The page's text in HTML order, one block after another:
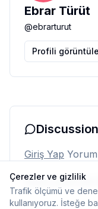
Ebrar Türüt
@ebrarturut
Profili görüntüle
Discussion
Giriş Yap
Henüz yorum yok.
Çerezler ve gizlilik
Trafik ölçümü ve
kullanıyoruz. İsteğe